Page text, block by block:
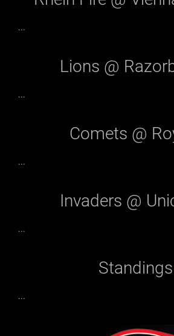
...
Lions @
...
Comets @
...
Invaders @
...
Standings
...